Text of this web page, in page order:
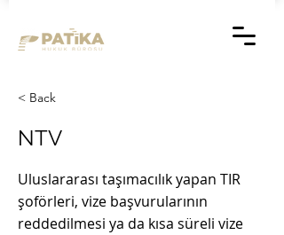
< Back
NTV
Uluslararası taşımacılık yapan TIR
şoförleri, vize başvurularının
reddedilmesi ya da kısa süreli vize